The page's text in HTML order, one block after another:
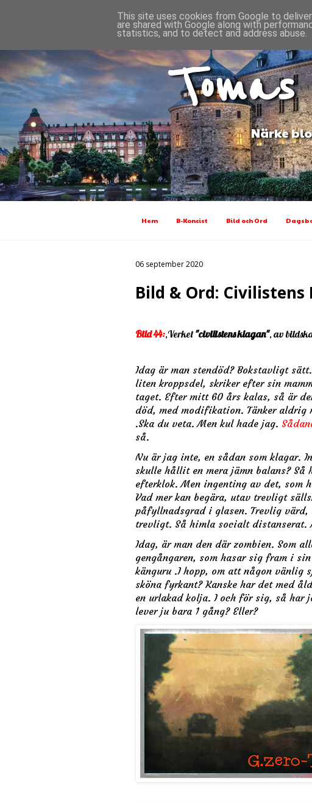
Närke
Hem B-Koncist Bild och Ord
06 september 2020
Bild & Ord: Civilistens
Bild 44:,Verket"civilistens klagan", av
Idag är man stendöd? Bokstavligt
liten kroppsdel, skriker efter sin
taget. Efter mitt 60 års kalas, så är
död, med modifikation. Tänker aldrig
.Ska du veta. Men kul hade jag.
så.
Nu är jag inte, en sådan som klagar.
skulle hållit en mera jämn balans?
efterklok. Men ingenting av det, som
Vad mer kan begära, utav trevligt
påfyllnadsgrad i glasen. Trevlig
trevligt. Så himla socialt distanserat.
Idag, är man den där zombien. Som
gengångaren, som hasar sig fram i
känguru .I hopp, om att någon vänlig
sköna fyrkant? Kanske har det med
en urlakad kolja. I och för sig, så har
lever ju bara 1 gång? Eller?
This site uses cookies from Google to
are shared with Google along with
statistics, and to detect and address abuse.